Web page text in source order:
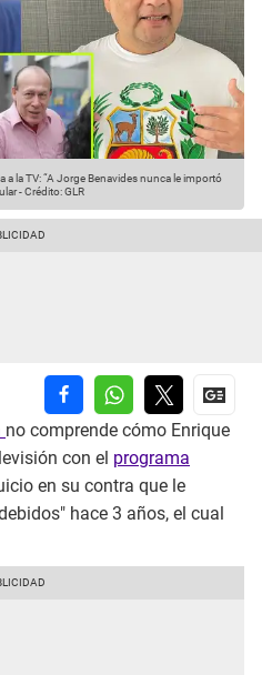
a la TV: “A Jorge Benavides nunca le importó
-Crédito: GLR
no comprende cómo Enrique
con el programa
en su contra que le
hace 3 años, el cual